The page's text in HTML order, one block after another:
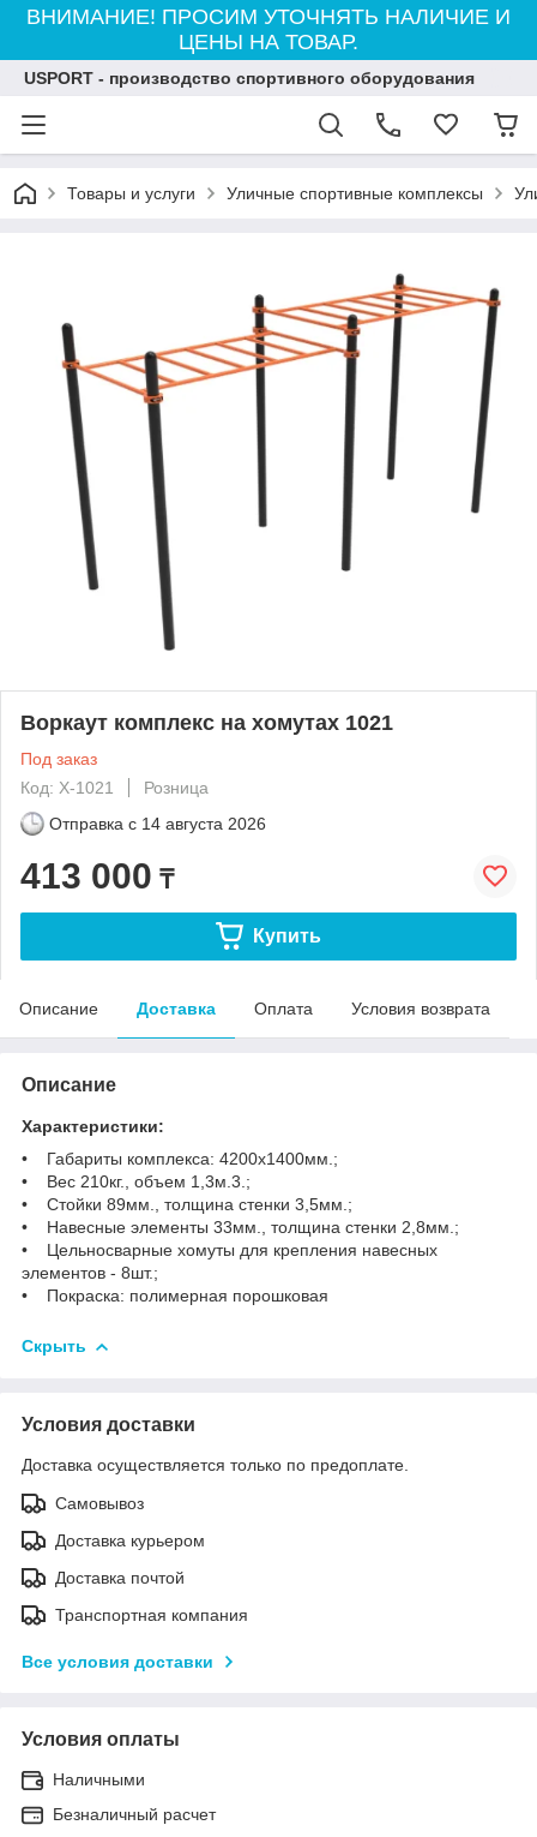
ВНИМАНИЕ! ПРОСИМ УТОЧНЯТЬ НАЛИЧИЕ И
ЦЕНЫ НА ТОВАР.
USPORT - производство спортивного оборудования
Товары и услуги Уличные спортивные комплексы
Воркаут комплекс на хомутах 1021
Под заказ
Код: Х-1021
Розница
Отправка с 14 августа 2026
413 000 ₸
Купить
Описание Доставка Оплата Условия возврата
Описание
Характеристики:
• Габариты комплекса: 4200х1400мм.;
• Вес 210кг., объем 1,3м.3.;
• Стойки 89мм., толщина стенки 3,5мм.;
• Навесные элементы 33мм., толщина стенки 2,8мм.;
• Цельносварные хомуты для крепления навесных
элементов - 8шт.;
• Покраска: полимерная порошковая
Скрыть
Условия доставки
Доставка осуществляется только по предоплате.
Самовывоз
Доставка курьером
Доставка почтой
Транспортная компания
Все условия доставки
Условия оплаты
Наличными
Безналичный расчет